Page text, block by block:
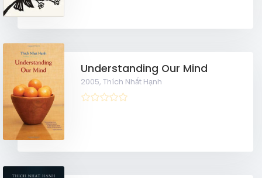
Understanding Our Mind
2005,Thích Nhất Hạnh